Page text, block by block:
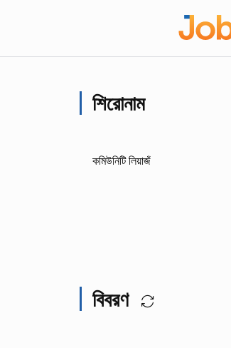
শিরোনাম
কমিউনিটি লিয়াজঁ
বিবরণ